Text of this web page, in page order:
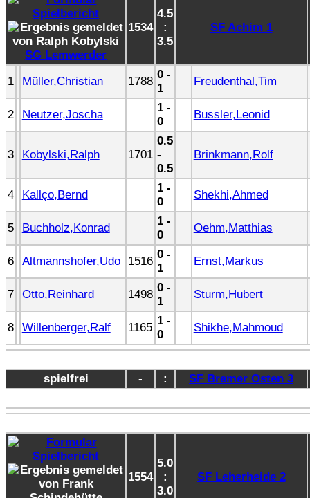
SG Lemwerder
1534
4.5
:
3.5
SF Achim 1
1 Müller,Christian 1788
0 -
1
Freudenthal,Tim
2 Neutzer,Joscha
1 -
0
Bussler,Leonid
3 Kobylski,Ralph 1701
0.5
-
0.5
Brinkmann,Rolf
4 Kallço,Bernd
1 -
0
Shekhi,Ahmed
5 Buchholz,Konrad
1 -
0
Oehm,Matthias
6 Altmannshofer,Udo 1516
0 -
1
Ernst,Markus
7 Otto,Reinhard 1498
0 -
1
Sturm,Hubert
8 Willenberger,Ralf 1165
1 -
0
Shikhe,Mahmoud
spielfrei - : SF Bremer Osten 3
1554
5.0
:
3.0
SF Leherheide 2